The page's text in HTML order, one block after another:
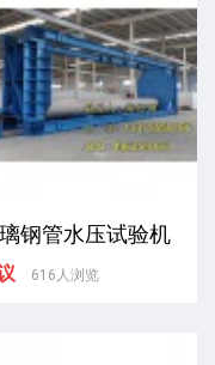
钢管水压试验机
616人浏览